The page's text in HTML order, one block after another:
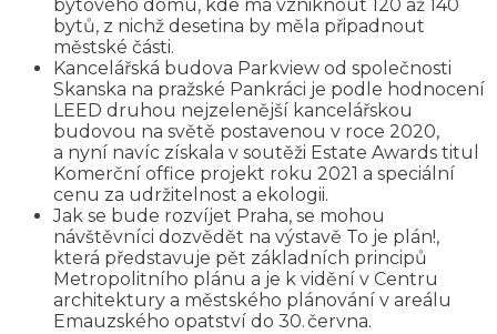
bytového domu, kde má vzniknout 120 až 140
bytů, z nichž desetina by měla připadnout
městské části.
Kancelářská budova Parkview od společnosti
Skanska na pražské Pankráci je podle hodnocení
LEED druhou nejzelenější kancelářskou
budovou na světě postavenou v roce 2020,
a nyní navíc získala v soutěži Estate Awards titul
Komerční office projekt roku 2021 a speciální
cenu za udržitelnost a ekologii.
Jak se bude rozvíjet Praha, se mohou
návštěvníci dozvědět na výstavě To je plán!,
která představuje pět základních principů
Metropolitního plánu a je k vidění v Centru
architektury a městského plánování v areálu
Emauzského opatství do 30. června.